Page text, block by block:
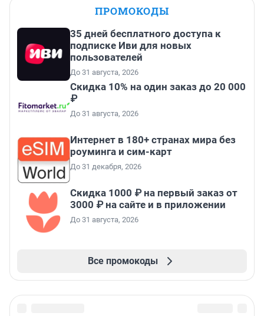
ПРОМОКОДЫ
35 дней бесплатного доступа к
подписке Иви для новых
пользователей
До 31 августа, 2026
Скидка 10% на один заказ до 20 000
₽
До 31 августа, 2026
Интернет в 180+ странах мира без
роуминга и сим-карт
До 31 декабря, 2026
Скидка 1000 ₽ на первый заказ от
3000 ₽ на сайте и в приложении
До 31 августа, 2026
Все промокоды